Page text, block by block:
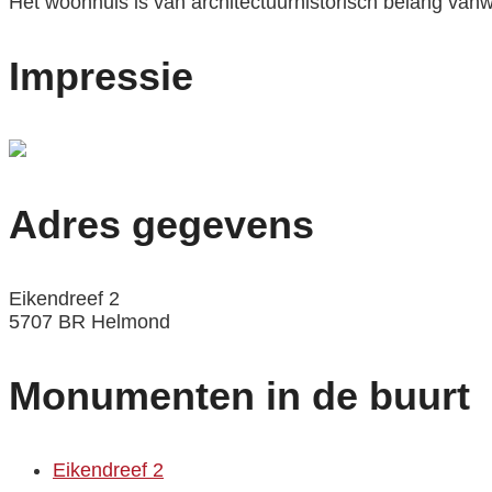
Impressie
Adres gegevens
Eikendreef 2
5707 BR Helmond
Monumenten in de buurt
Eikendreef 2